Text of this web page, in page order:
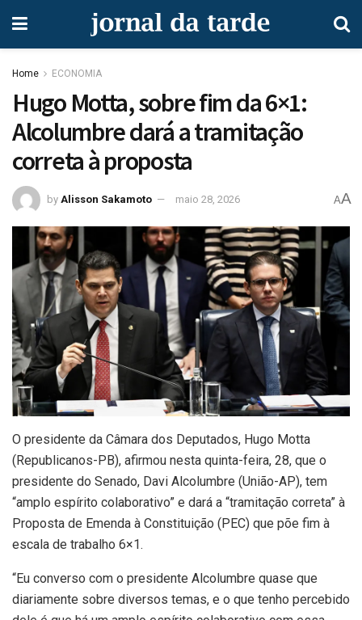
Home ECONOMIA
Hugo Motta, sobre fim da 6×1:
Alcolumbre dará a tramitação
correta à proposta
by Alisson Sakamoto maio 28, 2026 AA
O presidente da Câmara dos Deputados, Hugo Motta
(Republicanos-PB), afirmou nesta quinta-feira, 28, que o
presidente do Senado, Davi Alcolumbre (União-AP), tem
“amplo espírito colaborativo” e dará a “tramitação correta” à
Proposta de Emenda à Constituição (PEC) que põe fim à
escala de trabalho 6×1.
“Eu converso com o presidente Alcolumbre quase que
diariamente sobre diversos temas, e o que tenho percebido